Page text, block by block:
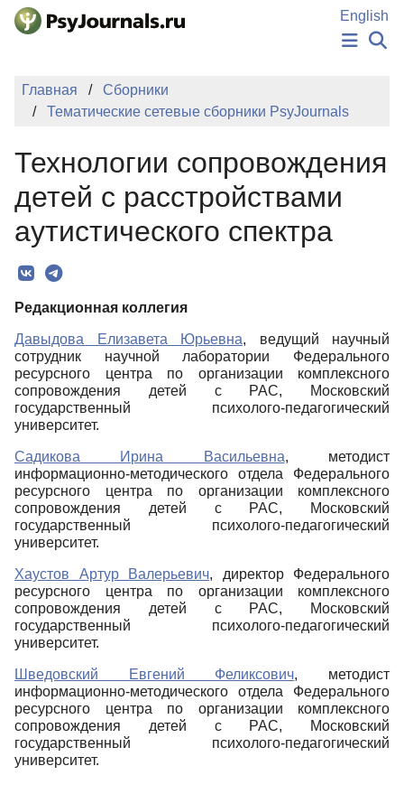
Перейти к основному содержанию
English
НОВОСТИ
ИЗДАНИЯ
АВТОРЫ
БАЗА ЗНАНИЙ
КЛЮЧЕВЫЕ СЛОВА
Регистрация
Вход
Главная
Сборники
Тематические сетевые сборники PsyJournals
Технологии сопровождения
детей с расстройствами
аутистического спектра
Редакционная коллегия
Давыдова Елизавета Юрьевна, ведущий научный
сотрудник научной лаборатории Федерального
ресурсного центра по организации комплексного
сопровождения детей с РАС, Московский
государственный психолого-педагогический
университет.
Садикова Ирина Васильевна, методист
информационно-методического отдела Федерального
ресурсного центра по организации комплексного
сопровождения детей с РАС, Московский
государственный психолого-педагогический
университет.
Хаустов Артур Валерьевич, директор Федерального
ресурсного центра по организации комплексного
сопровождения детей с РАС, Московский
государственный психолого-педагогический
университет.
Шведовский Евгений Феликсович, методист
информационно-методического отдела Федерального
ресурсного центра по организации комплексного
сопровождения детей с РАС, Московский
государственный психолого-педагогический
университет.